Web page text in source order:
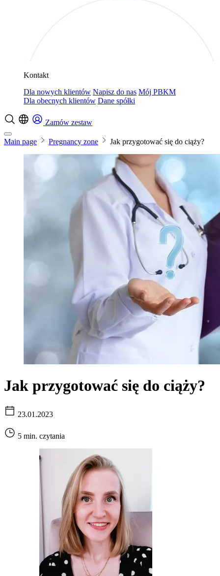
Kontakt
Dla nowych klientów Napisz do nas Mój PBKM
Dla obecnych klientów Dane spółki
Zamów zestaw
Main page Pregnancy zone Jak przygotować się do ciąży?
Jak przygotować się do ciąży?
23.01.2023
5 min. czytania